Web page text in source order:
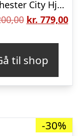
Manchester City Hjemmebanetrøje CWC KidSuper Print 2025/26 Authentic
Den
var:
kr. 1.200,00.
kr. 779,00
kr.
til shop
-30%